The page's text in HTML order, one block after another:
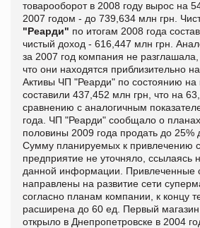
товарооборот в 2008 году вырос на
2007 годом - до 739,634 млн грн.
"Реарди" по итогам 2008 года
чистый доход - 616,447 млн грн.
за 2007 год компания не разглашала,
что они находятся приблизительно
Активы ЧП "Реарди" по состоянию на
составили 437,452 млн грн, что на
сравнению с аналогичным
года. ЧП "Реарди" сообщало о
половины 2009 года продать до 25%
Сумму планируемых к привлечению
предприятие не уточняло, ссылаясь
данной информации. Привлеченные
направлены на развитие сети
согласно планам компании, к концу
расширена до 60 ед. Первый
открыло в Днепропетровске в 2004